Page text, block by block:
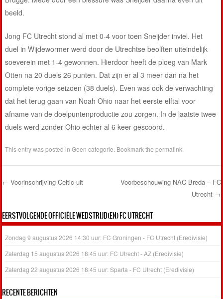
beeld.
Jong FC Utrecht stond al met 0-4 voor toen Sneijder inviel. Het
duel in Wijdewormer werd door de Utrechtse beolften uiteindelijk
soeverein met 1-4 gewonnen. Hierdoor heeft de ploeg van Mark
Otten na 20 duels 26 punten. Dat zijn er al 3 meer dan na het
complete vorige seizoen (38 duels). Even was ook de verwachting
dat het terug gaan van Noah Ohio naar het eerste elftal voor
afname van de doelpuntenproductie zou zorgen. In de laatste twee
duels werd zonder Ohio echter al 6 keer gescoord.
This entry was posted inGeen categorie . Bookmark thepermalink
← Voorinschrijving Celtic-uit
Voorbeschouwing NAC Breda – FC
Utrecht →
EERSTVOLGENDE OFFICIËLE WEDSTRIJD(EN) FC UTRECHT
Zondag 9 augustus 2026 14:30 uur: FC Groningen - FC Utrecht (Eredivisie)
Zaterdag 15 augustus 2026 18:45 uur: FC Utrecht - AZ (Eredivisie)
Zaterdag 22 augustus 2026 18:45 uur: Sparta - FC Utrecht (Eredivisie)
RECENTE BERICHTEN